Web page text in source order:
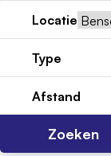
Locatie
Type
Afstand
Zoeken